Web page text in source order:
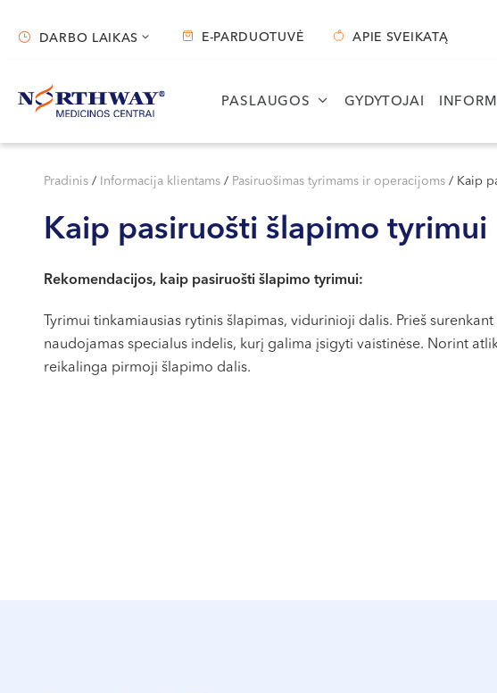
Darbo laikas
Vilnius
S. Žukausko g. 19
Darbo laikas:
I-V 07:30 - 20:30
VII --
Kaunas
Miško g. 25A
Darbo laikas:
I-V 08:00 - 20:00
VII --
DARBO LAIKAS E-PARDUOTUVĖ APIE SVEIKATĄ
PASLAUGOS GYDYTOJAI
Pradinis / Informacija klientams / Pasiruošimas tyrimams ir operacijoms / Kaip
Kaip pasiruošti šlapimo tyrimui
Rekomendacijos, kaip pasiruošti šlapimo tyrimui:
Tyrimui tinkamiausias rytinis šlapimas, vidurinioji dalis. Prieš
naudojamas specialus indelis, kurį galima įsigyti vaistinėse. Norint
reikalinga pirmoji šlapimo dalis.